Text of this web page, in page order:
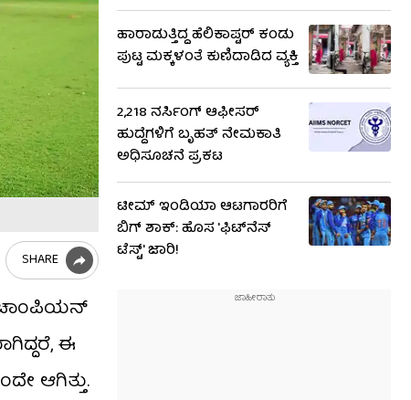
SHARE
ಚಾಂಪಿಯನ್
ಈ
ಆಗಿತ್ತು.
ಹಾರಾಡುತ್ತಿದ್ದ ಹೆಲಿಕಾಪ್ಟರ್ ಕಂಡು
ಪುಟ್ಟ ಮಕ್ಕಳಂತೆ ಕುಣಿದಾಡಿದ ವ್ಯಕ್ತಿ
2,218 ನರ್ಸಿಂಗ್ ಆಫೀಸರ್
ಹುದ್ದೆಗಳಿಗೆ ಬೃಹತ್ ನೇಮಕಾತಿ
ಅಧಿಸೂಚನೆ ಪ್ರಕಟ
ಟೀಮ್ ಇಂಡಿಯಾ ಆಟಗಾರರಿಗೆ
ಬಿಗ್ ಶಾಕ್: ಹೊಸ 'ಫಿಟ್​ನೆಸ್​
ಟೆಸ್ಟ್' ಜಾರಿ!